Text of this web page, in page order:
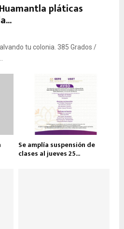
pláticas
tu colonia. 385 Grados /
Se amplía suspensión de
clases al jueves 25...